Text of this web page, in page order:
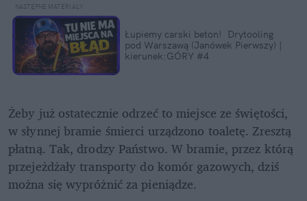
Łupiemy carski beton!  Drytooling
pod Warszawą (Janówek Pierwszy) |
kierunek:GÓRY #4
Żeby już ostatecznie odrzeć to miejsce ze świętości,
w słynnej bramie śmierci urządzono toaletę. Zresztą
płatną. Tak, drodzy Państwo. W bramie, przez którą
przejeżdżały transporty do komór gazowych, dziś
można się wypróżnić za pieniądze.